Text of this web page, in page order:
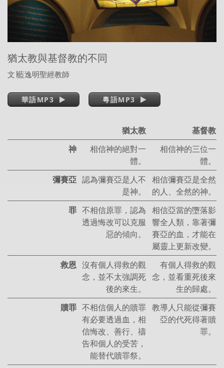
猶太教與基督教的不同
文 ∣藍逸明聖經教師
華語MP3 粵語MP3
猶太教
基督教
神
相信神的絕對一
體。
相信神的三位一
體。
彌賽亞 認為彌賽亞是人不
是神。
相信彌賽亞是全然
的人、全然的神。
罪 不相信原罪，認為
透過悔改可以克服
惡的傾向。
相信亞當的墮落影
響全人類，靠著彌
賽亞的血，才能在
屬靈上更新改變。
救恩 沒有個人得救的觀
念，並不太強調死
後的來生。
有個人得救的觀
念，並看重死後來
生的歸處。
贖罪 不相信個人的贖罪
有必要透過血，相
信悔改、善行、禱
告和個人的受苦，
能替代贖罪祭。
教導人只能從彌賽
亞的代死得著贖
罪。